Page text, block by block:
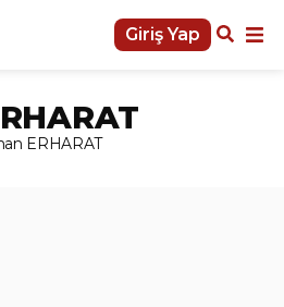
Giriş Yap
ERHARAT